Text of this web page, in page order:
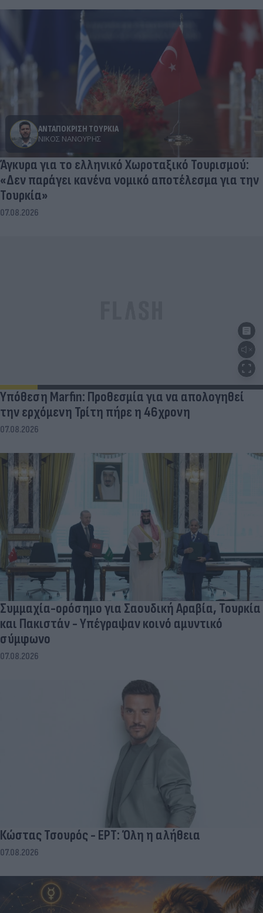
ΑΝΤΑΠΟΚΡΙΣΗ ΤΟΥΡΚΙΑ
ΝΊΚΟΣ ΝΑΝΟΎΡΗΣ
Άγκυρα για το ελληνικό Χωροταξικό Τουρισμού:
«Δεν παράγει κανένα νομικό αποτέλεσμα για την
Τουρκία»
07.08.2026
Υπόθεση Marfin: Προθεσμία για να απολογηθεί
την ερχόμενη Τρίτη πήρε η 46χρονη
07.08.2026
Συμμαχία-ορόσημο για Σαουδική Αραβία, Τουρκία
και Πακιστάν - Υπέγραψαν κοινό αμυντικό
σύμφωνο
07.08.2026
Κώστας Τσουρός - ΕΡΤ: Όλη η αλήθεια
07.08.2026